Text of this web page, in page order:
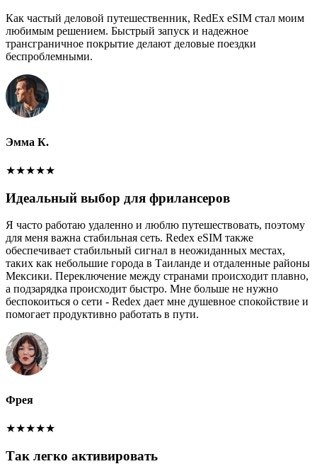
Как частый деловой путешественник, RedEx eSIM стал моим
любимым решением. Быстрый запуск и надежное
трансграничное покрытие делают деловые поездки
беспроблемными.
Эмма К.
★★★★★
Идеальный выбор для фрилансеров
Я часто работаю удаленно и люблю путешествовать, поэтому
для меня важна стабильная сеть. Redex eSIM также
обеспечивает стабильный сигнал в неожиданных местах,
таких как небольшие города в Таиланде и отдаленные районы
Мексики. Переключение между странами происходит плавно,
а подзарядка происходит быстро. Мне больше не нужно
беспокоиться о сети - Redex дает мне душевное спокойствие и
помогает продуктивно работать в пути.
Фрея
★★★★★
Так легко активировать